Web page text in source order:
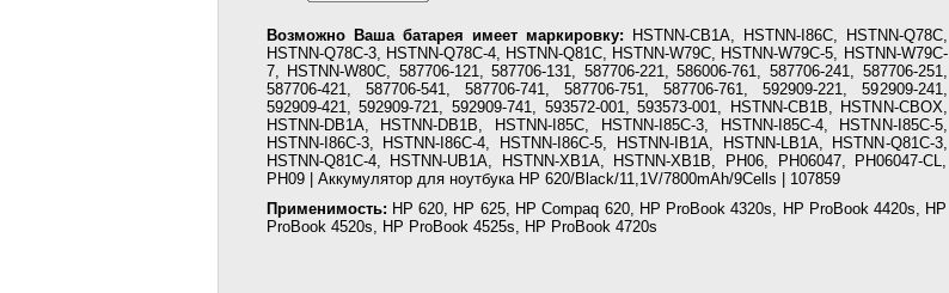
Возможно Ваша батарея имеет маркировку: HSTNN-CB1A, HSTNN-I86C, HSTNN-Q78C,
HSTNN-Q78C-3, HSTNN-Q78C-4, HSTNN-Q81C, HSTNN-W79C, HSTNN-W79C-5, HSTNN-W79C-
7, HSTNN-W80C, 587706-121, 587706-131, 587706-221, 586006-761, 587706-241, 587706-251,
587706-421, 587706-541, 587706-741, 587706-751, 587706-761, 592909-221, 592909-241,
592909-421, 592909-721, 592909-741, 593572-001, 593573-001, HSTNN-CB1B, HSTNN-CBOX,
HSTNN-DB1A, HSTNN-DB1B, HSTNN-I85C, HSTNN-I85C-3, HSTNN-I85C-4, HSTNN-I85C-5,
HSTNN-I86C-3, HSTNN-I86C-4, HSTNN-I86C-5, HSTNN-IB1A, HSTNN-LB1A, HSTNN-Q81C-3,
HSTNN-Q81C-4, HSTNN-UB1A, HSTNN-XB1A, HSTNN-XB1B, PH06, PH06047, PH06047-CL,
PH09 | Аккумулятор для ноутбука HP 620/Black/11,1V/7800mAh/9Cells | 107859
Применимость: HP 620, HP 625, HP Compaq 620, HP ProBook 4320s, HP ProBook 4420s, HP
ProBook 4520s, HP ProBook 4525s, HP ProBook 4720s